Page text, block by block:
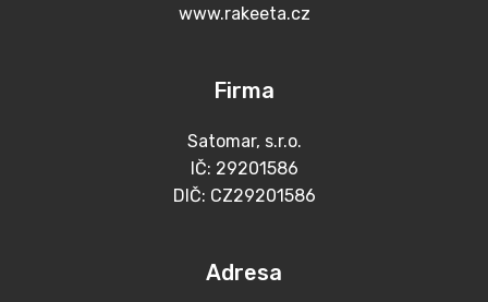
www.rakeeta.cz
Firma
Satomar, s.r.o.
IČ: 29201586
DIČ: CZ29201586
Adresa